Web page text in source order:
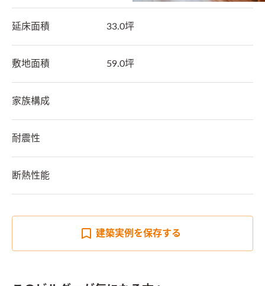
延床面積 33.0坪
敷地面積 59.0坪
家族構成
耐震性
断熱性能
建築実例を保存する